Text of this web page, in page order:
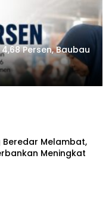
Persen, Baubau
Beredar Melambat,
Meningkat